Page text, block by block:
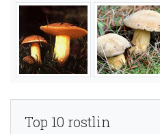
Top 10 rostlin